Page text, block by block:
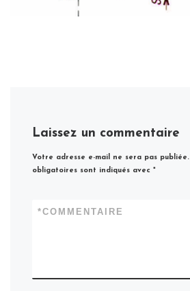
Laissez un commentaire
Votre adresse e-mail ne sera pas publiée.
obligatoires sont indiqués avec*
COMMENTAIRE
*